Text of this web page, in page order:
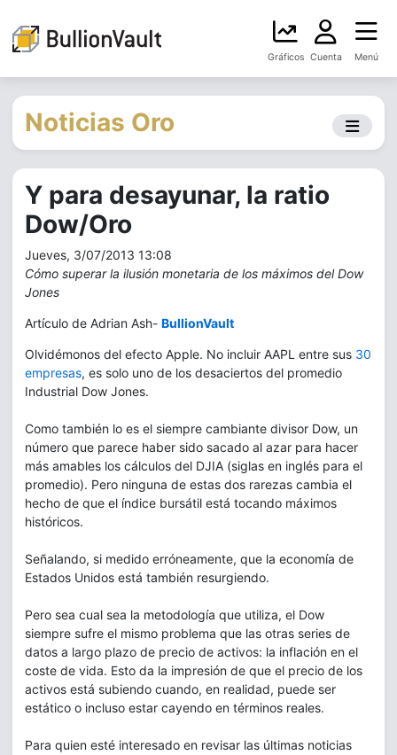
Gráficos Cuenta Menú
Noticias Oro
Y para desayunar, la ratio
Dow/Oro
Jueves, 3/07/2013 13:08
Cómo superar la ilusión monetaria de los máximos del Dow
Jones
Artículo de Adrian Ash- BullionVault
Olvidémonos del efecto Apple. No incluir AAPL entre sus 30
empresas, es solo uno de los desaciertos del promedio
Industrial Dow Jones.
Como también lo es el siempre cambiante divisor Dow, un
número que parece haber sido sacado al azar para hacer
más amables los cálculos del DJIA (siglas en inglés para el
promedio). Pero ninguna de estas dos rarezas cambia el
hecho de que el índice bursátil está tocando máximos
históricos.
Señalando, si medido erróneamente, que la economía de
Estados Unidos está también resurgiendo.
Pero sea cual sea la metodología que utiliza, el Dow
siempre sufre el mismo problema que las otras series de
datos a largo plazo de precio de activos: la inflación en el
coste de vida. Esto da la impresión de que el precio de los
activos está subiendo cuando, en realidad, puede ser
estático o incluso estar cayendo en términos reales.
Para quien esté interesado en revisar las últimas noticias